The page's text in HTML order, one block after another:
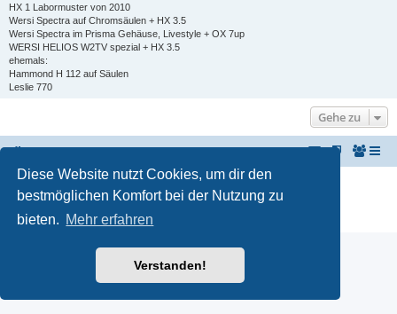
Diese Website nutzt Cookies, um dir den
bestmöglichen Komfort bei der Nutzung zu
bieten. Mehr erfahren
Verstanden!
HX 1 Labormuster von 2010
Wersi Spectra auf Chromsäulen + HX 3.5
Wersi Spectra im Prisma Gehäuse, Livestyle + OX 7up
WERSI HELIOS W2TV spezial + HX 3.5
ehemals:
Hammond H 112 auf Säulen
Leslie 770
Gehe zu
® Forum Software © phpBB Limited
Deutsche Übersetzung durchphpBB.de
Datenschutz